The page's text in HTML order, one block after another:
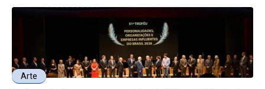
Arte